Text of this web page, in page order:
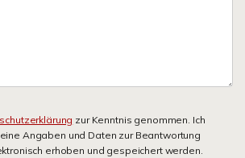
zur Kenntnis genommen. Ich
Angaben und Daten zur Beantwortung
erhoben und gespeichert werden.